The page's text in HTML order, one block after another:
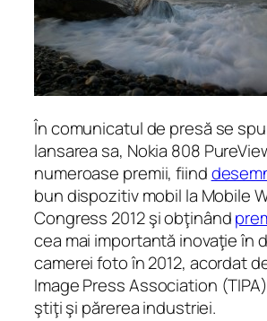
În comunicatul de presă se
lansarea sa, Nokia 808
numeroase premii, fiind
bun dispozitiv mobil la Mobile
Congress 2012 şi obţinând
cea mai importantă inovaţie în
camerei foto în 2012, acordat
Image Press Association (TIPA)
ştiţi şi părerea industriei.